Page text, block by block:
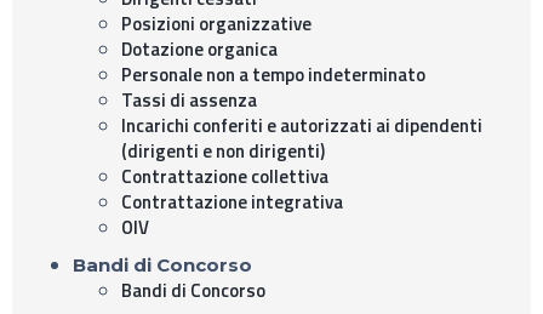
Posizioni organizzative
Dotazione organica
Personale non a tempo indeterminato
Tassi di assenza
Incarichi conferiti e autorizzati ai dipendenti
(dirigenti e non dirigenti)
Contrattazione collettiva
Contrattazione integrativa
OIV
Bandi di Concorso
Bandi di Concorso